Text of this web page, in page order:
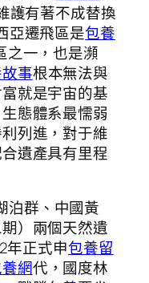
護有著不成替換
亞遷飛區是包養
之一，也是瀕
事根本無法與
就是宇宙的基
態體系最懦弱
列進，對于維
遺產具有里程
泊群、中國黃
）兩個天然遺
年正式申包養留
網代，國度林